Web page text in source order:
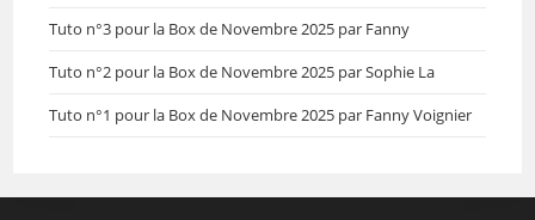
Tuto n°3 pour la Box de Novembre 2025 par Fanny
Tuto n°2 pour la Box de Novembre 2025 par Sophie La
Tuto n°1 pour la Box de Novembre 2025 par Fanny Voignier